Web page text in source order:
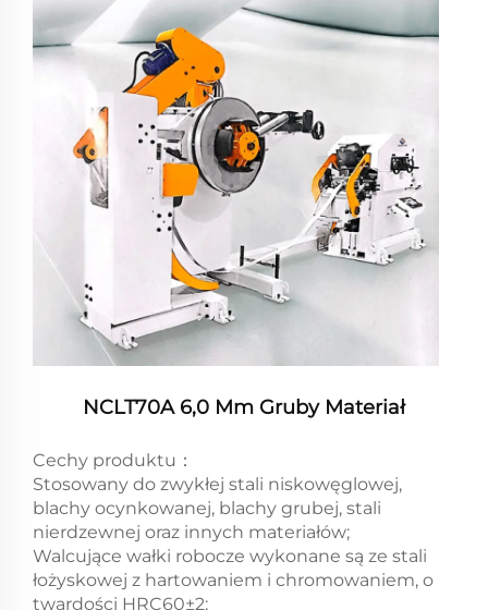
NCLT70A 6,0 Mm Gruby Materiał
Cechy produktu：
Stosowany do zwykłej stali niskowęglowej,
blachy ocynkowanej, blachy grubej, stali
nierdzewnej oraz innych materiałów;
Walcujące wałki robocze wykonane są ze stali
łożyskowej z hartowaniem i chromowaniem, o
twardości HRC60±2;